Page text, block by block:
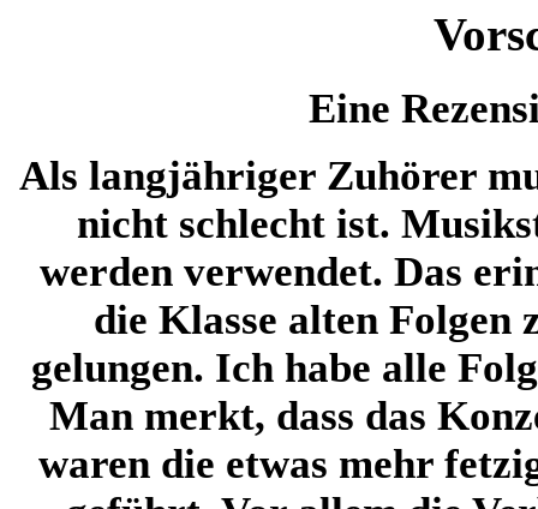
Eine
Als langjähriger Zuhörer
nicht schlecht ist.
werden verwendet. Das
die Klasse alten Folgen
gelungen. Ich habe alle
Man merkt, dass das
waren die etwas mehr